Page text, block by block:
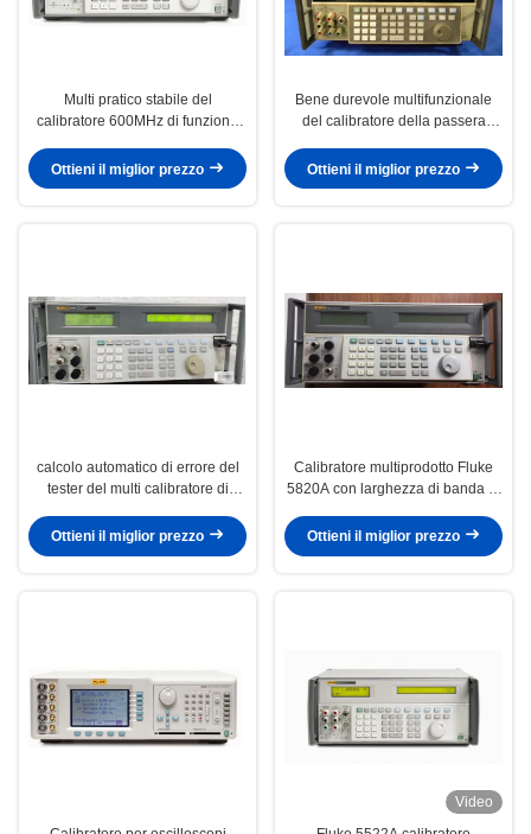
Multi pratico stabile del
calibratore 600MHz di funzione
Ottieni il miglior prezzo
Bene durevole multifunzionale
del calibratore della passera
megahertz
Ottieni il miglior prezzo
calcolo automatico di errore del
tester del multi calibratore di
passera 5800A
Ottieni il miglior prezzo
Calibratore multiprodotto Fluke
5820A con larghezza di banda di
oscilloscopio a cinque canali
Ottieni il miglior prezzo
Video